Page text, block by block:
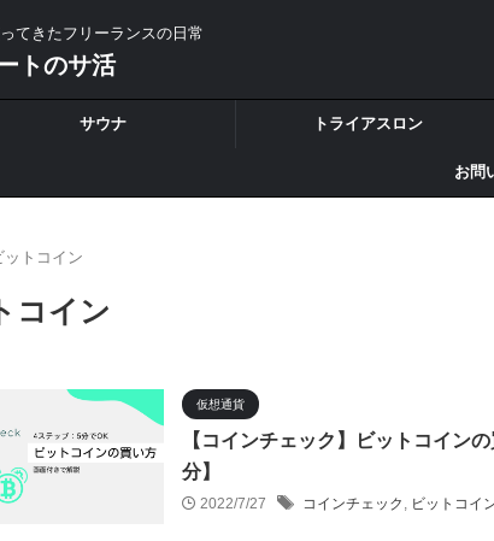
てきたフリーランスの日常
トのサ活
サウナ トライアスロン
お問
ットコイン
コイン
仮想通貨
【コインチェック】ビットコイン
分】
2022/7/27 コインチェック , ビットコイ